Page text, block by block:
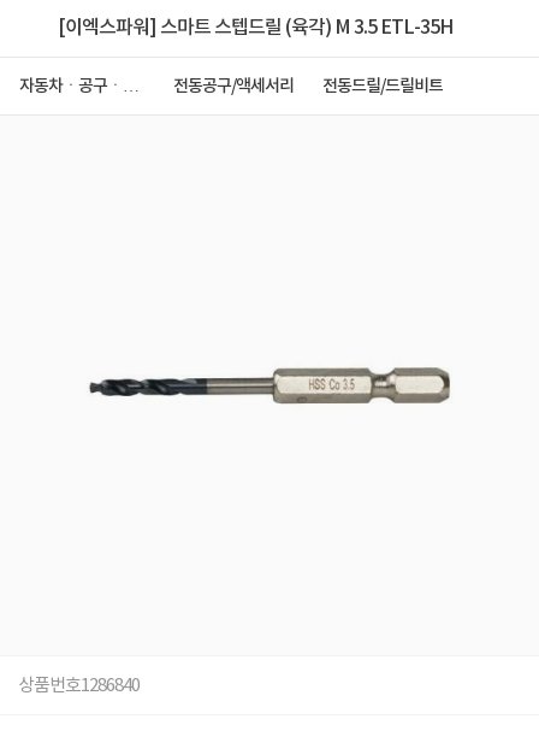
[이엑스파워] 스마트 스텝드릴 (육각) M 3.5 ETL-35H
자동차ㆍ공구ㆍ안
전동공구/액세서리 전동드릴/드릴비트
상품번호1286840